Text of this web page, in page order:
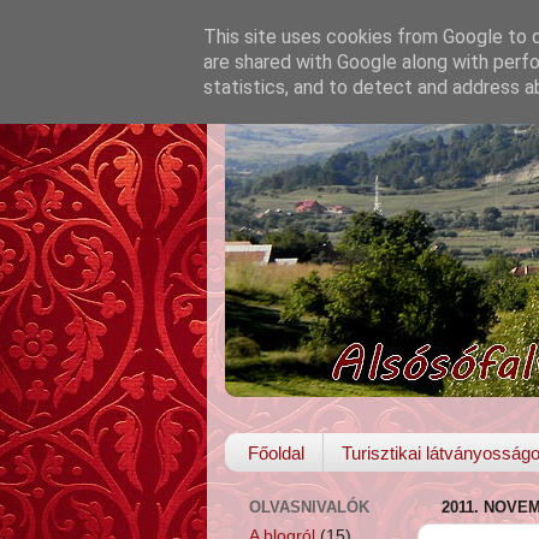
Főoldal Turisztikai
2011.
OLVASNIVALÓK
This site uses cookies from Google to
are shared with Google along with
statistics, and to detect and address